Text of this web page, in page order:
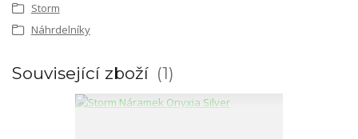
Storm
Náhrdelníky
Související zboží 1